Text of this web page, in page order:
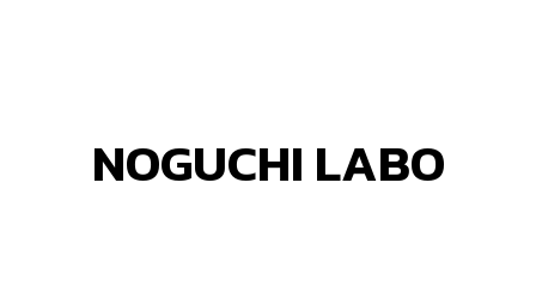
NOGUCHI LABO